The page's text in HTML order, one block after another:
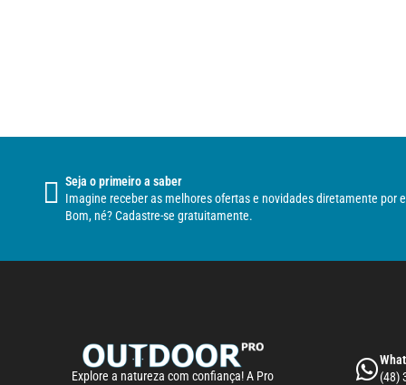
Seja o primeiro a saber
Imagine receber as melhores ofertas e novidades diretamente por
Bom, né? Cadastre-se gratuitamente.
Explore a natureza com confiança! A Pro
(48)